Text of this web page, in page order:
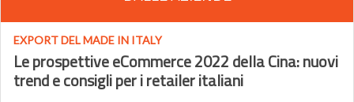
EXPORT DEL MADE IN ITALY
Le prospettive eCommerce 2022 della Cina: nuovi
trend e consigli per i retailer italiani